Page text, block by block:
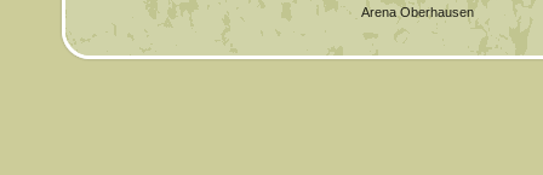
Arena Oberhausen